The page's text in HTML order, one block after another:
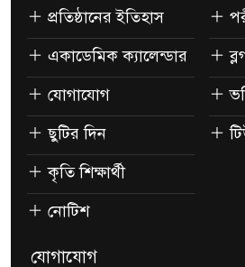
প্রতিষ্ঠানের ইতিহাস
একাডেমিক ক্যালেন্ডার
যোগাযোগ
ছুটির দিন
কৃতি শিক্ষার্থী
নোটিশ
যোগাযোগ